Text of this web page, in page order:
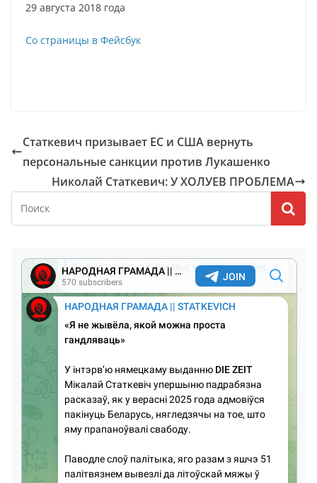
29 августа 2018 года
Со страницы в Фейсбук
Статкевич призывает ЕС и США вернуть
персональные санкции против Лукашенко
Николай Статкевич: У ХОЛУЕВ ПРОБЛЕМА